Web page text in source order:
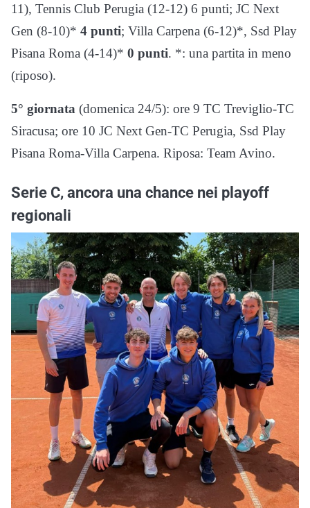
11), Tennis Club Perugia (12-12) 6 punti; JC Next
Gen (8-10)* 4 punti; Villa Carpena (6-12)*, Ssd Play
Pisana Roma (4-14)* 0 punti. *: una partita in meno
(riposo).
5° giornata (domenica 24/5): ore 9 TC Treviglio-TC
Siracusa; ore 10 JC Next Gen-TC Perugia, Ssd Play
Pisana Roma-Villa Carpena. Riposa: Team Avino.
Serie C, ancora una chance nei playoff
regionali